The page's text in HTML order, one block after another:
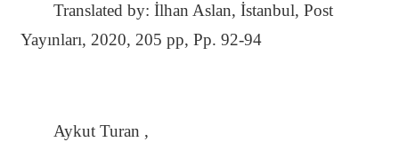
Translated by: İlhan Aslan, İstanbul, Post
Yayınları, 2020, 205 pp, Pp. 92-94
Aykut Turan ,